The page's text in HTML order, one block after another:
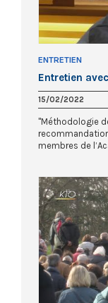
ENTRETIEN
Entretien
15/02/2022
"Méthodologie
membres de